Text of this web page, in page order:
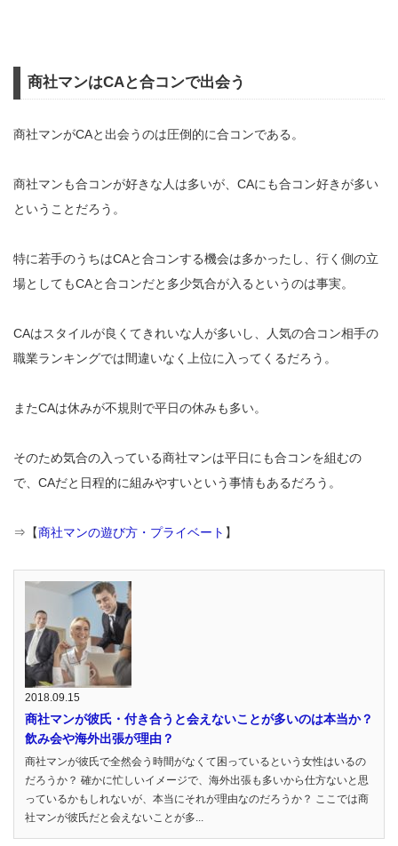
商社マンはCAと合コンで出会う
商社マンがCAと出会うのは圧倒的に合コンである。
商社マンも合コンが好きな人は多いが、CAにも合コン好きが多い
ということだろう。
特に若手のうちはCAと合コンする機会は多かったし、行く側の立
場としてもCAと合コンだと多少気合が入るというのは事実。
CAはスタイルが良くてきれいな人が多いし、人気の合コン相手の
職業ランキングでは間違いなく上位に入ってくるだろう。
またCAは休みが不規則で平日の休みも多い。
そのため気合の入っている商社マンは平日にも合コンを組むの
で、CAだと日程的に組みやすいという事情もあるだろう。
⇒【商社マンの遊び方・プライベート 】
2018.09.15
商社マンが彼氏・付き合うと会えないことが多いのは本当か？
飲み会や海外出張が理由？
商社マンが彼氏で全然会う時間がなくて困っているという女性はいるの
だろうか？ 確かに忙しいイメージで、海外出張も多いから仕方ないと思
っているかもしれないが、本当にそれが理由なのだろうか？ ここでは商
社マンが彼氏だと会えないことが多...